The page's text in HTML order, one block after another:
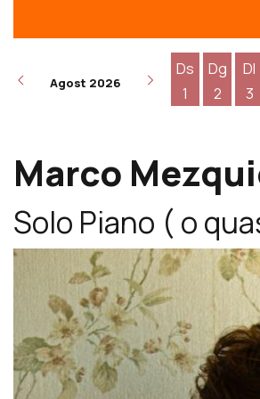
Agost 2026
Ds
1
Dg
2
Dl
3
Marco
Solo Piano ( o